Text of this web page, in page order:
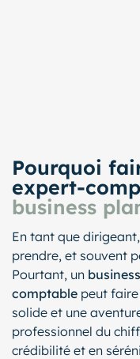
Pourquoi
expert-
business
En tant que
prendre, et souvent
Pourtant, un
comptable peut
solide et une
professionnel du
crédibilité et en